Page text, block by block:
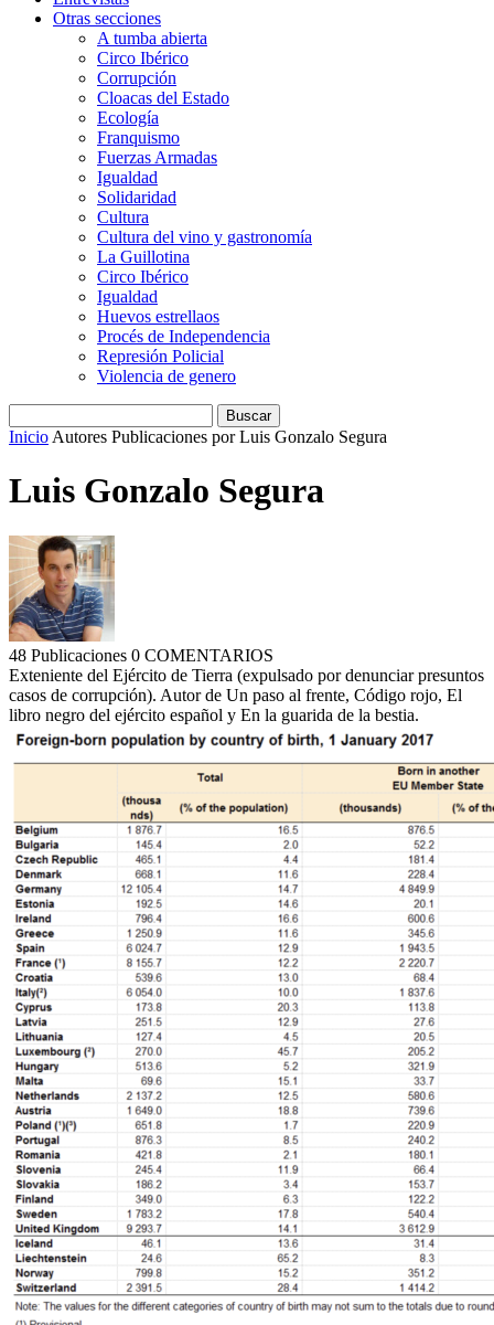
Otras secciones
A tumba abierta
Circo Ibérico
Corrupción
Cloacas del Estado
Ecología
Franquismo
Fuerzas Armadas
Igualdad
Solidaridad
Cultura
Cultura del vino y gastronomía
La Guillotina
Circo Ibérico
Igualdad
Huevos estrellaos
Procés de Independencia
Represión Policial
Violencia de genero
Inicio Autores Publicaciones por Luis Gonzalo Segura
Luis Gonzalo Segura
48 Publicaciones 0 COMENTARIOS
Exteniente del Ejército de Tierra (expulsado por denunciar presuntos
casos de corrupción). Autor de Un paso al frente, Código rojo, El
libro negro del ejército español y En la guarida de la bestia.